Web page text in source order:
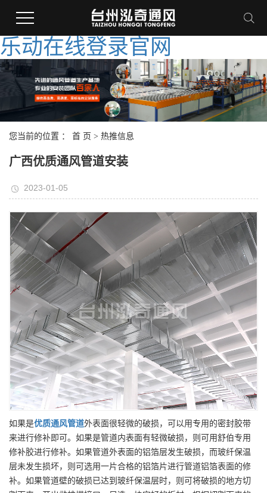
乐动在线登录官网
您当前的位置 ： 首 页 > 热推信息
广西优质通风管道安装
2023-01-05
如果是优质通风管道外表面很轻微的破损，可以用专用的密封胶带
来进行修补即可。如果是管道内表面有轻微破损，则可用舒伯专用
修补胶进行修补。如果管道外表面的铝箔层发生破损，而玻纤保温
层未发生损坏，则可选用一片合格的铝箔片进行管道铝箔表面的修
补。如果管道壁的破损已达到玻纤保温层时，则可将破损的地方切